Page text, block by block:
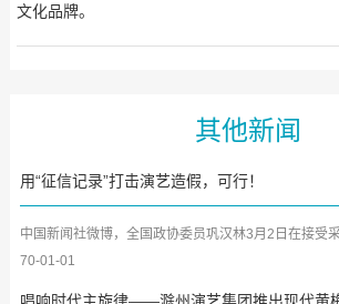
文化品牌。
其他新闻
用“征信记录”打击演艺造假，可行！
中国新闻社微博，全国政协委员巩汉林3月2日在接受
针对流量造假、收视造假...
70-01-01